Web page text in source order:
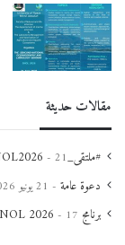
مقالات حديثة
#ملتقى_SNOL202621 يونيو 2026
دعوة عامة 21 يونيو 2026
برنامج SNOL 2026 17 يونيو 2026